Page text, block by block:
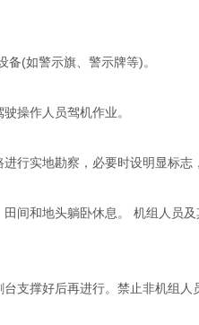
(如警示旗、警示牌等)。
操作人员驾机作业。
实地勘察，必要时设明显标志
和地头躺卧休息。 机组人员
撑好后再进行。禁止非机组人